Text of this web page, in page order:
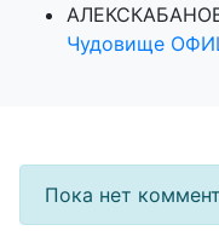
Чудовище
Пока нет